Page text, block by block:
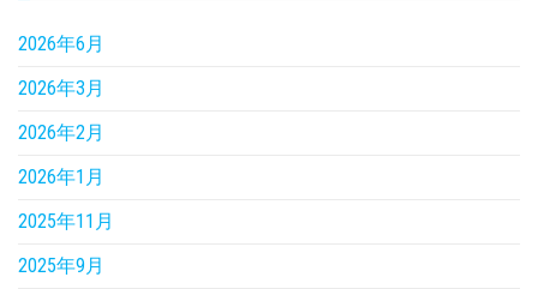
2026年6月
2026年3月
2026年2月
2026年1月
2025年11月
2025年9月